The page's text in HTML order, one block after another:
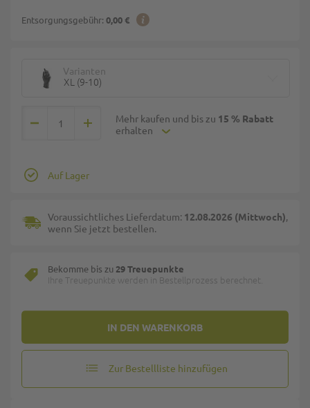
Entsorgungsgebühr: 0,00 €
Varianten
XL (9-10)
Mehr kaufen und bis zu 15 % Rabatt
erhalten
IN DEN WARENKORB
Auf Lager
Voraussichtliches Lieferdatum: 12.08.2026 (Mittwoch),
wenn Sie jetzt bestellen.
Bekomme bis zu 29 Treuepunkte
Ihre Treuepunkte werden in Bestellprozess berechnet.
Zur Bestellliste hinzufügen